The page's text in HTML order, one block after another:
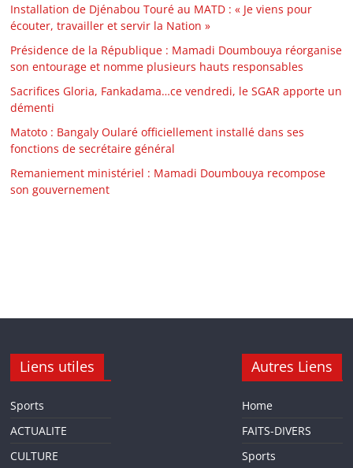
Installation de Djénabou Touré au MATD : « Je viens pour
écouter, travailler et servir la Nation »
Présidence de la République : Mamadi Doumbouya réorganise
son entourage et nomme plusieurs hauts responsables
Sacrifices Gloria, Fankadama…ce vendredi, le SGAR apporte un
démenti
Matoto : Bangaly Oularé officiellement installé dans ses
fonctions de secrétaire général
Remaniement ministériel : Mamadi Doumbouya recompose
son gouvernement
Liens utiles
Sports
ACTUALITE
CULTURE
Autres Liens
Home
FAITS-DIVERS
Sports